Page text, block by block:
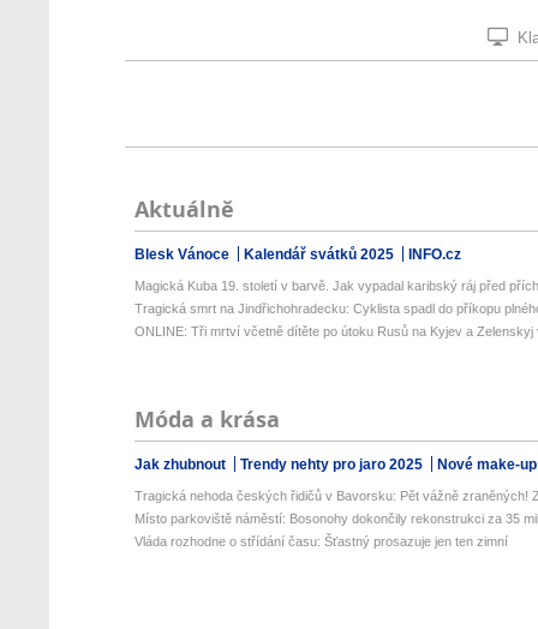
Aktuálně
Blesk Vánoce Kalendář svátků 2025 INFO.cz
Magická Kuba 19. století v barvě. Jak vypadal karibský ráj před
Tragická smrt na Jindřichohradecku: Cyklista spadl do příkopu
ONLINE: Tři mrtví včetně dítěte po útoku Rusů na Kyjev a Zelenskyj
Móda a krása
Jak zhubnout Trendy nehty pro jaro 2025 Nové make-
Tragická nehoda českých řidičů v Bavorsku: Pět vážně zraněných!
Místo parkoviště náměstí: Bosonohy dokončily rekonstrukci za 35
Vláda rozhodne o střídání času: Šťastný prosazuje jen ten zimní